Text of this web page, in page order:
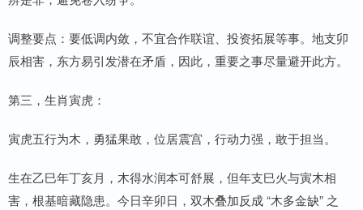
调整要点：要低调内敛，不宜合作联谊、投资拓展等事。地支卯
辰相害，东方易引发潜在矛盾，因此，重要之事尽量避开此方。
第三，生肖寅虎：
寅虎五行为木，勇猛果敢，位居震宫，行动力强，敢于担当。
生在乙巳年丁亥月，木得水润本可舒展，但年支巳火与寅木相
害，根基暗藏隐患。今日辛卯日，双木叠加反成 “木多金缺” 之